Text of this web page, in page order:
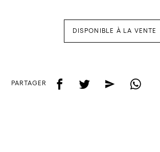
DISPONIBLE À LA VENTE
PARTAGER f t e w